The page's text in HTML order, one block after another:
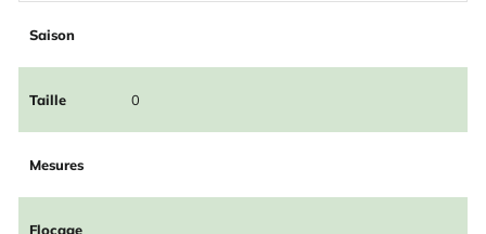
Saison
Taille 0
Mesures
Flocage